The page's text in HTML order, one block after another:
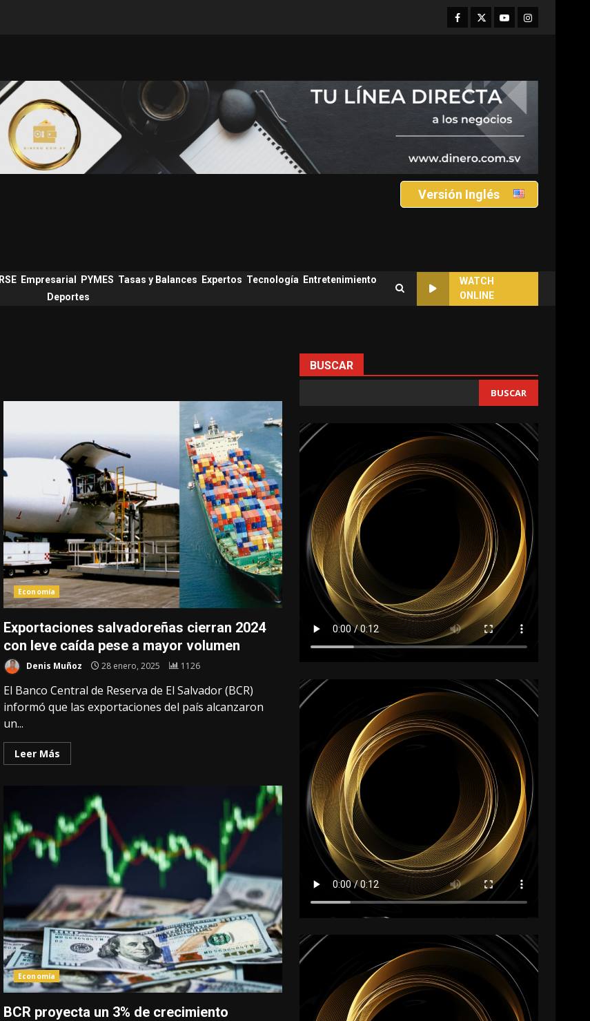
Facebook
TwitterYoutubeInstagram
Versión Inglés
RSE Empresarial PYMES Tasas y Balances Expertos Tecnología
Entretenimiento
Deportes
WATCH
ONLINE
Economía
Exportaciones salvadoreñas cierran 2024
con leve caída pese a mayor volumen
Denis Muñoz 28 enero, 2025 1126
El Banco Central de Reserva de El Salvador (BCR)
informó que las exportaciones del país alcanzaron
un...
Leer Más
Economía
BCR proyecta un 3% de crecimiento
BUSCAR
BUSCAR